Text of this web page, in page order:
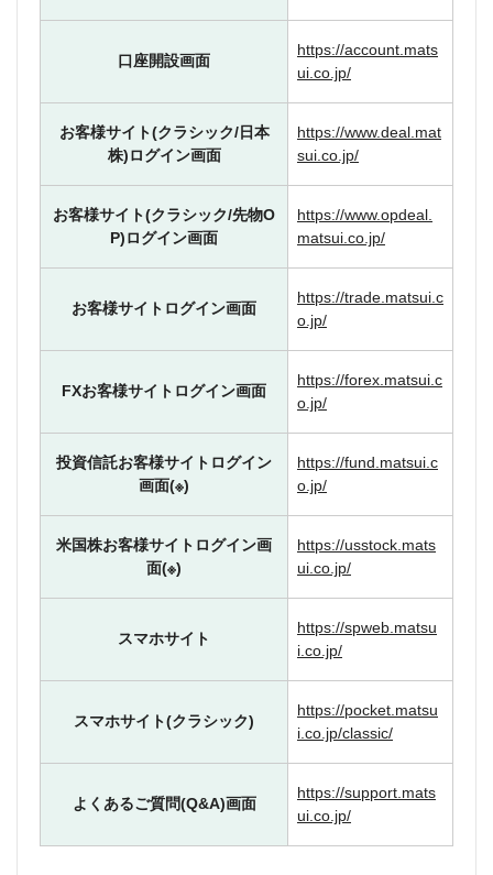
口座開設画面
https://account.mats
ui.co.jp/
お客様サイト(クラシック/日本
株)ログイン画面
https://www.deal.mat
sui.co.jp/
お客様サイト(クラシック/先物O
P)ログイン画面
https://www.opdeal.
matsui.co.jp/
お客様サイトログイン画面
https://trade.matsui.c
o.jp/
FXお客様サイトログイン画面
https://forex.matsui.c
o.jp/
投資信託お客様サイトログイン
画面(※)
https://fund.matsui.c
o.jp/
米国株お客様サイトログイン画
面(※)
https://usstock.mats
ui.co.jp/
スマホサイト
https://spweb.matsu
i.co.jp/
スマホサイト(クラシック)
https://pocket.matsu
i.co.jp/classic/
よくあるご質問(Q&A)画面
https://support.mats
ui.co.jp/